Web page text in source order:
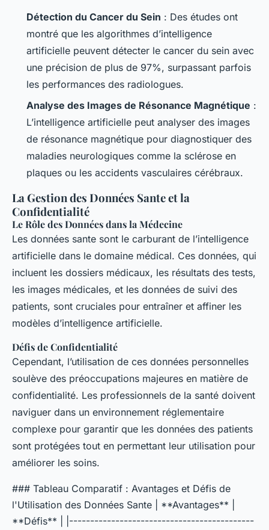
Détection du Cancer du Sein : Des études ont
montré que les algorithmes d’intelligence
artificielle peuvent détecter le cancer du sein avec
une précision de plus de 97%, surpassant parfois
les performances des radiologues.
Analyse des Images de Résonance Magnétique :
L’intelligence artificielle peut analyser des images
de résonance magnétique pour diagnostiquer des
maladies neurologiques comme la sclérose en
plaques ou les accidents vasculaires cérébraux.
La Gestion des Données Sante et la
Confidentialité
Le Rôle des Données dans la Médecine
Les données sante sont le carburant de l’intelligence
artificielle dans le domaine médical. Ces données, qui
incluent les dossiers médicaux, les résultats des tests,
les images médicales, et les données de suivi des
patients, sont cruciales pour entraîner et affiner les
modèles d’intelligence artificielle.
Défis de Confidentialité
Cependant, l’utilisation de ces données personnelles
soulève des préoccupations majeures en matière de
confidentialité. Les professionnels de la santé doivent
naviguer dans un environnement réglementaire
complexe pour garantir que les données des patients
sont protégées tout en permettant leur utilisation pour
améliorer les soins.
### Tableau Comparatif : Avantages et Défis de
l'Utilisation des Données Sante | **Avantages** |
**Défis** | |--------------------------------------------